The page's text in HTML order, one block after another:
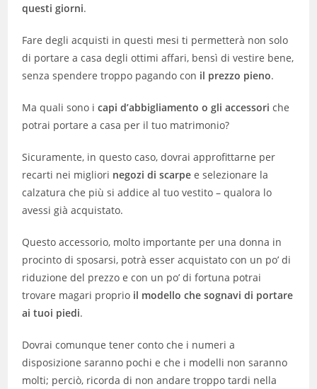
questi giorni.
Fare degli acquisti in questi mesi ti permetterà non solo
di portare a casa degli ottimi affari, bensì di vestire bene,
senza spendere troppo pagando con il prezzo pieno.
Ma quali sono icapi d’abbigliamento o gli accessori che
potrai portare a casa per il tuo matrimonio?
Sicuramente, in questo caso, dovrai approfittarne per
recarti nei migliori negozi di scarpe e selezionare la
calzatura che più si addice al tuo vestito – qualora lo
avessi già acquistato.
Questo accessorio, molto importante per una donna in
procinto di sposarsi, potrà esser acquistato con un po’ di
riduzione del prezzo e con un po’ di fortuna potrai
trovare magari proprio il modello che sognavi di portare
ai tuoi piedi.
Dovrai comunque tener conto che i numeri a
disposizione saranno pochi e che i modelli non saranno
molti; perciò, ricorda di non andare troppo tardi nella